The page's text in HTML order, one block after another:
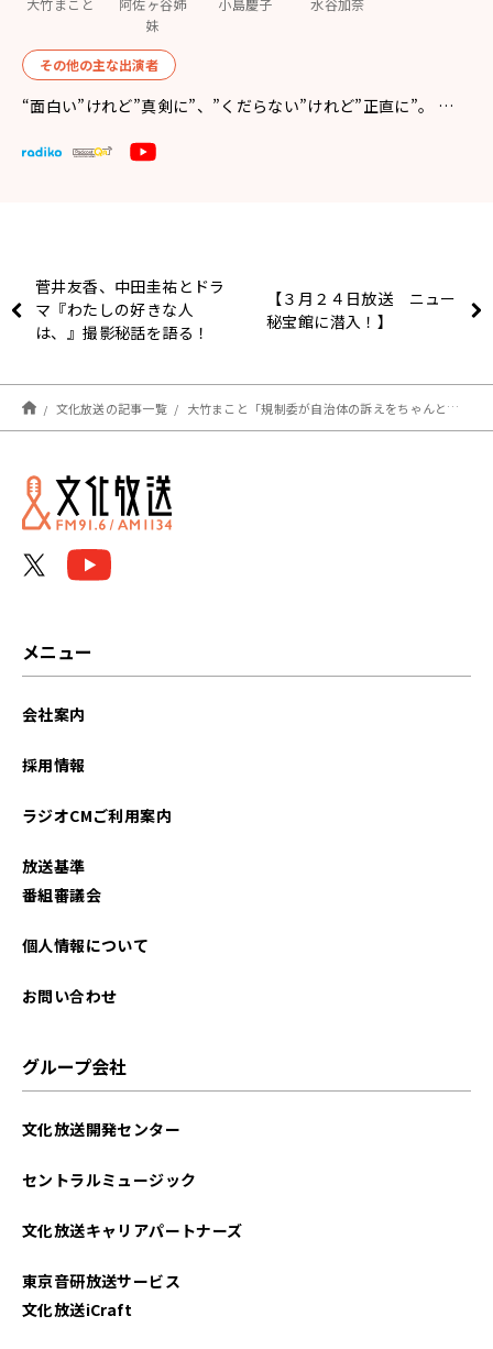
大竹まこと
阿佐ヶ谷姉
妹
小島慶子 水谷加奈
その他の主な出演者
“面白い”けれど”真剣に”、”くだらない”けれど”正直に”。 …
菅井友香、中田圭祐とドラ
マ『わたしの好きな人
は、』撮影秘話を語る！
【３月２４日放送 ニュー
秘宝館に潜入！】
文化放送の記事一覧 大竹まこと「規制委が自治体の訴えをちゃんと受け止めているかどうか」
メニュー
会社案内
採用情報
ラジオCMご利用案内
放送基準
番組審議会
個人情報について
お問い合わせ
グループ会社
文化放送開発センター
セントラルミュージック
文化放送キャリアパートナーズ
東京音研放送サービス
文化放送iCraft